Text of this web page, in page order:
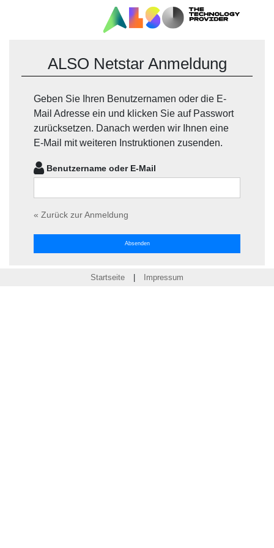
ALSO Netstar Anmeldung
Geben Sie Ihren Benutzernamen oder die E-
Mail Adresse ein und klicken Sie auf Passwort
zurücksetzen. Danach werden wir Ihnen eine
E-Mail mit weiteren Instruktionen zusenden.
Benutzername oder E-Mail
« Zurück zur Anmeldung
Absenden
Startseite Impressum